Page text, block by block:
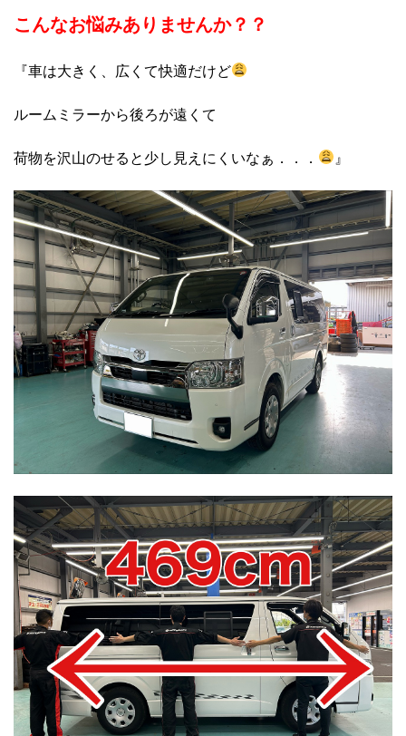
こんなお悩みありませんか？？
『車は大きく、広くて快適だけど
ルームミラーから後ろが遠くて
荷物を沢山のせると少し見えにくいなぁ．．． 』